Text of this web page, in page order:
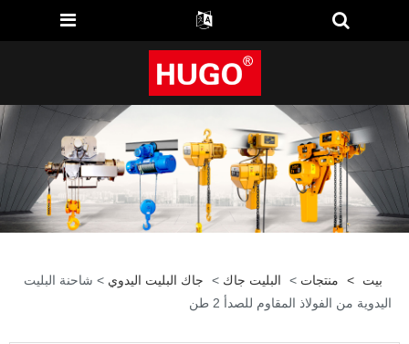
بيت > منتجات > البليت جاك > جاك البليت اليدوي > شاحنة البليت
اليدوية من الفولاذ المقاوم للصدأ 2 طن